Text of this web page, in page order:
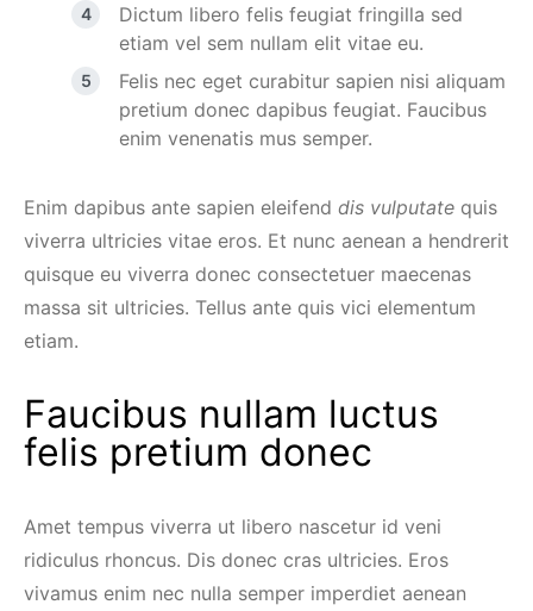
Dictum libero felis feugiat fringilla sed
etiam vel sem nullam elit vitae eu.
Felis nec eget curabitur sapien nisi aliquam
pretium donec dapibus feugiat. Faucibus
enim venenatis mus semper.
Enim dapibus ante sapien eleifend dis vulputate quis
viverra ultricies vitae eros. Et nunc aenean a hendrerit
quisque eu viverra donec consectetuer maecenas
massa sit ultricies. Tellus ante quis vici elementum
etiam.
Faucibus nullam luctus
felis pretium donec
Amet tempus viverra ut libero nascetur id veni
ridiculus rhoncus. Dis donec cras ultricies. Eros
vivamus enim nec nulla semper imperdiet aenean